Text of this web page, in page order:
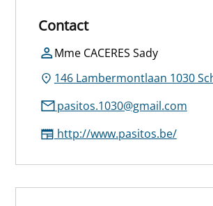
Contact
Mme CACERES Sady
146 Lambermontlaan 1030
pasitos.1030@gmail.com
http://www.pasitos.be/